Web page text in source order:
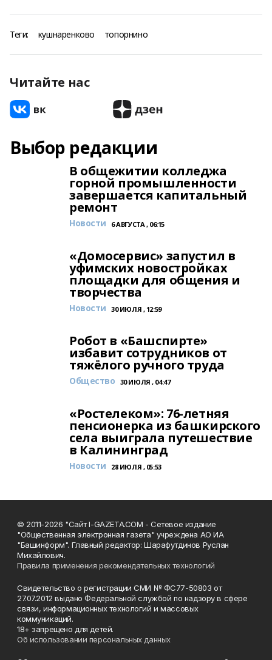
Теги: кушнаренково топорнино
Читайте нас
Выбор редакции
В общежитии колледжа
горной промышленности
завершается капитальный
ремонт
Новости 6 АВГУСТА , 06:15
«Домосервис» запустил в
уфимских новостройках
площадки для общения и
творчества
Новости 30 ИЮЛЯ , 12:59
Робот в «Башспирте»
избавит сотрудников от
тяжёлого ручного труда
Общество 30 ИЮЛЯ , 04:47
«Ростелеком»: 76-летняя
пенсионерка из башкирского
села выиграла путешествие
в Калининград
Новости 28 ИЮЛЯ , 05:53
© 2011-2026 "Сайт I-GAZETA.COM - Сетевое издание
"Общественная электронная газета" учреждена АО ИА
"Башинформ". Главный редактор: Шарафутдинов Руслан
Михайлович.
Правила применения рекомендательных технологий
Свидетельство о регистрации СМИ № ФС77-50803 от
27.07.2012 выдано Федеральной службой по надзору в сфере
связи, информационных технологий и массовых
коммуникаций.
18+ запрещено для детей.
Об использовании персональных данных